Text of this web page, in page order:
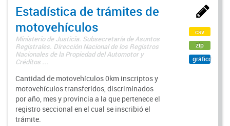
Estadística de trámites de
motovehículos
Ministerio de Justicia. Subsecretaría de Asuntos
Registrales. Dirección Nacional de los Registros
Nacionales de la Propiedad del Automotor y
Créditos ...
Cantidad de motovehículos 0km inscriptos y
motovehículos transferidos, discriminados
por año, mes y provincia a la que pertenece el
registro seccional en el cual se inscribió el
trámite.
csv
zip
gráfico